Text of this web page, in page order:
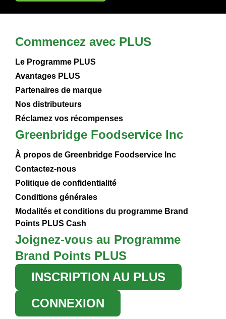
Commencez avec PLUS
Le Programme PLUS
Avantages PLUS
Partenaires de marque
Nos distributeurs
Réclamez vos récompenses
Greenbridge Foodservice Inc
À propos de Greenbridge Foodservice Inc
Contactez-nous
Politique de confidentialité
Conditions générales
Modalités et conditions du programme Brand
Points PLUS Cash
Joignez-vous au Programme
Brand Points PLUS
INSCRIPTION AU PLUS
CONNEXION